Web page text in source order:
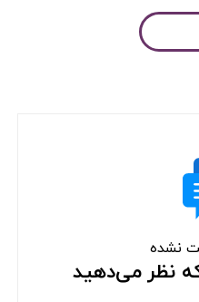
نشده
نظر می‌دهید